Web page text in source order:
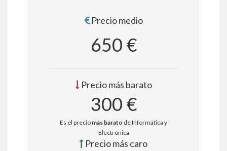
Precio medio
650 €
Precio más barato
300 €
Es el precio más barato de Informática y
Electrónica
Precio más caro